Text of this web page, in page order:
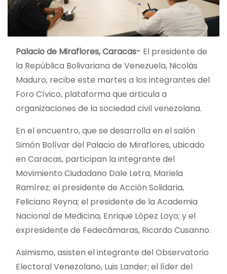
Palacio de Miraflores, Caracas- El presidente de
la República Bolivariana de Venezuela, Nicolás
Maduro, recibe este martes a los integrantes del
Foro Cívico, plataforma que articula a
organizaciones de la sociedad civil venezolana.
En el encuentro, que se desarrolla en el salón
Simón Bolívar del Palacio de Miraflores, ubicado
en Caracas, participan la integrante del
Movimiento Ciudadano Dale Letra, Mariela
Ramírez; el presidente de Acción Solidaria,
Feliciano Reyna; el presidente de la Academia
Nacional de Medicina, Enrique López Loyo; y el
expresidente de Fedecámaras, Ricardo Cusanno.
Asimismo, asisten el integrante del Observatorio
Electoral Venezolano, Luis Lander; el líder del